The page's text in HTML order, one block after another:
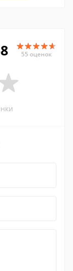
55 оценок